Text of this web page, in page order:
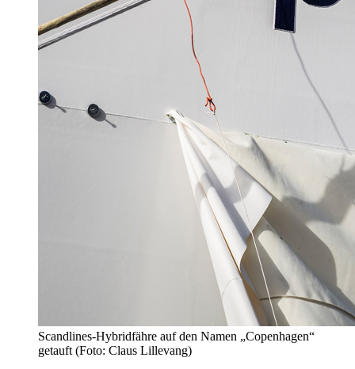
Scandlines-Hybridfähre auf den Namen „Copenhagen“
getauft (Foto: Claus Lillevang)